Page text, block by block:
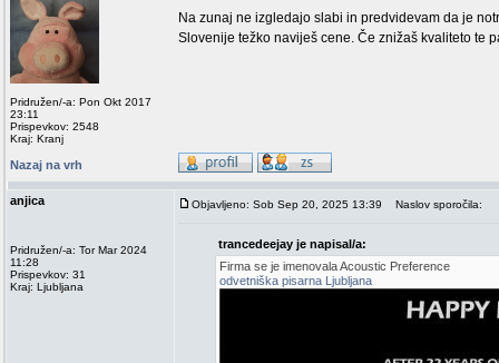
Pridružen/-a: Pon Okt 2017
23:11
Prispevkov: 2548
Kraj: Kranj
Na zunaj ne izgledajo slabi in predvidevam da je
Slovenije težko naviješ cene. Če znižaš kvaliteto te
Nazaj na vrh
anjica
Pridružen/-a: Tor Mar 2024
11:28
Prispevkov: 31
Kraj: Ljubljana
Objavljeno: Sob Sep 20, 2025 13:39 Naslov sporočila:
trancedeejay je napisal/a:
Firma se je imenovala Acoustic Preference
odvetniška pisarna Ljubljana